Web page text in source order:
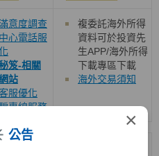
×
公告
意度調查
心電話服
笈-相關
站
服優化
專線服務
複委託海外所得
資料可於投資先
生APP/海外所得
下載專區下載
海外交易須知
行